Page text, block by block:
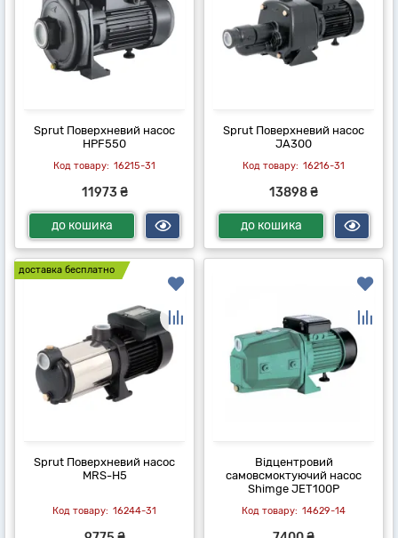
Sprut Поверхневий насос
HPF550
16215-31
11973 ₴
до кошика
Sprut Поверхневий насос
JA300
16216-31
13898 ₴
до кошика
доставка бесплатно
Sprut Поверхневий насос
MRS-H5
16244-31
Відцентровий
самовсмоктуючий насос
Shimge JET100P
14629-14